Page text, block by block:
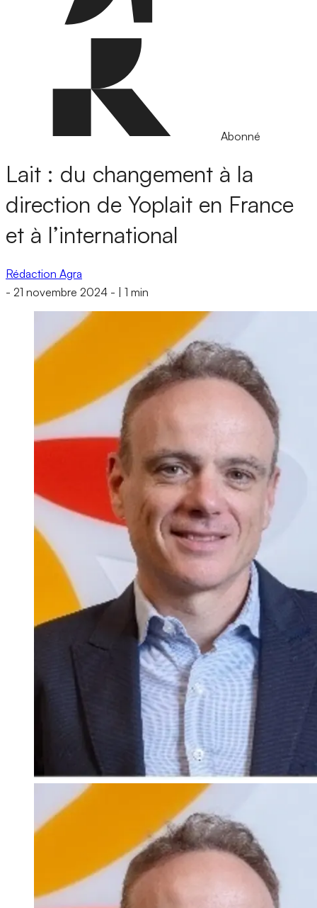
Abonné
Lait : du changement à la
direction de Yoplait en France
et à l’international
Rédaction Agra
- 21 novembre 2024 - 1 min